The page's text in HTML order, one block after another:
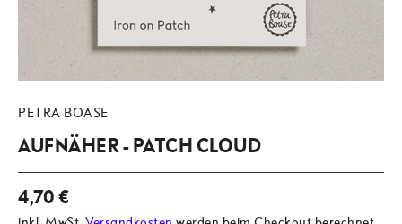
PETRA BOASE
AUFNÄHER - PATCH CLOUD
4,70 €